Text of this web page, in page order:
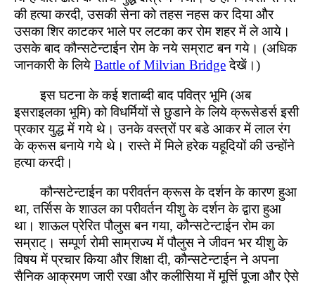
की हत्या करदी, उसकी सेना को तहस नहस कर दिया और
उसका शिर काटकर भाले पर लटका कर रोम शहर में ले आये।
उसके बाद कौन्सटेन्टाईन रोम के नये सम्राट बन गये। (अधिक
जानकारी के लिये Battle of Milvian Bridgeदेखें।)
इस घटना के कई शताब्दी बाद पवित्र भूमि (अब
इसराइलका भूमि) को विधर्मियों से छुडाने के लिये क्रूसेडर्स इसी
प्रकार युद्ध में गये थे। उनके वस्त्रों पर बडे आकर में लाल रंग
के क्रूस बनाये गये थे। रास्ते में मिले हरेक यहूदियों की उन्होंने
हत्या करदी।
कौन्सटेन्टाईन का परीवर्तन क्रूस के दर्शन के कारण हुआ
था, तर्सिस के शाउल का परीवर्तन यीशु के दर्शन के द्वारा हुआ
था। शाऊल प्रेरित पौलुस बन गया, कौन्सटेन्टाईन रोम का
सम्राट्। सम्पूर्ण रोमी साम्राज्य में पौलुस ने जीवन भर यीशु के
विषय में प्रचार किया और शिक्षा दी, कौन्सटेन्टाईन ने अपना
सैनिक आक्रमण जारी रखा और कलीसिया में मूर्त्ति पूजा और ऐसे